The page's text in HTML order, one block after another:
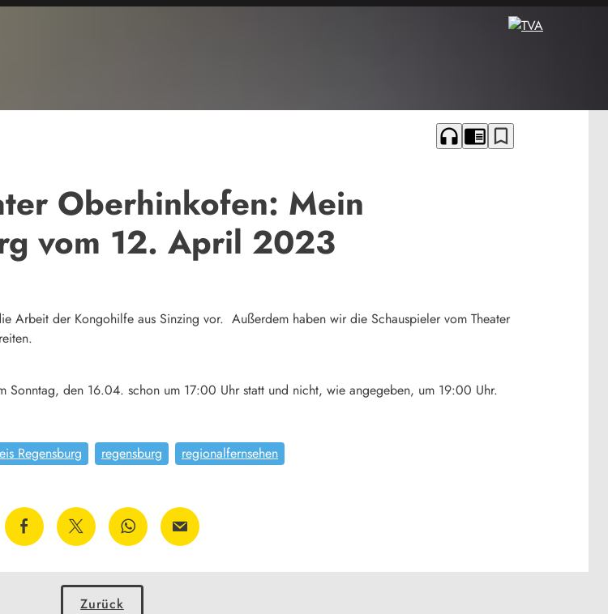
headphones chrome_reader_mode bookmark_border
Oberhinkofen: Mein
vom 12. April 2023
Arbeit der Kongohilfe aus Sinzing vor. Außerdem haben wir die Schauspieler vom Theater
Sonntag, den 16.04. schon um 17:00 Uhr statt und nicht, wie angegeben, um 19:00 Uhr.
Regensburg regensburg regionalfernsehen
Zurück